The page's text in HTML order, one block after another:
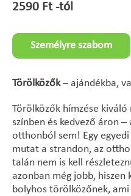
2590 Ft-tól
Személyre szabom
Törölközők– ajándékba,
Törölközők hímzése
színben és kedvező áron
otthonból sem! Egy
mutat a strandon, az
talán nem is kell
azonban még jobb, hiszen
bolyhos törölközőnek,